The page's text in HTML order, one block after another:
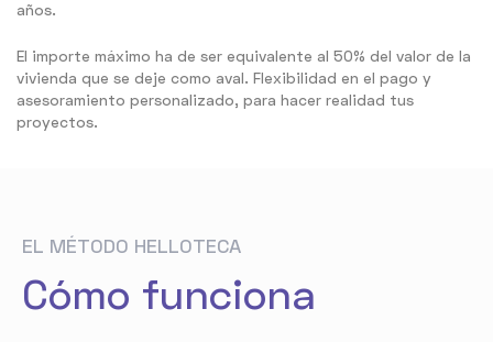
años.
El importe máximo ha de ser equivalente al 50% del valor de la
vivienda que se deje como aval. Flexibilidad en el pago y
asesoramiento personalizado, para hacer realidad tus
proyectos.
EL MÉTODO HELLOTECA
Cómo funciona